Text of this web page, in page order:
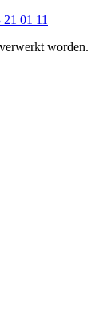
01 11
worden.